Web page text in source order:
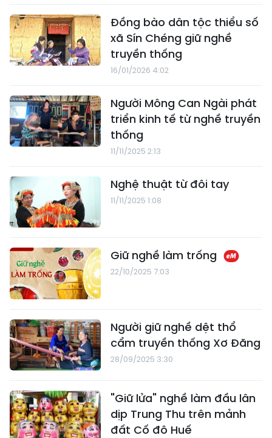
Đồng bào dân tộc thiểu số
xã Sín Chéng giữ nghề
truyền thống
16/01/2026 4:02
Người Mông Can Ngài phát
triển kinh tế từ nghề truyền
thống
11/11/2025 2:13
Nghệ thuật từ đôi tay
11/11/2025 1:08
Giữ nghề làm trống
22/10/2025 7:03
Người giữ nghề dệt thổ
cẩm truyền thống Xơ Đăng
28/09/2025 3:30
"Giữ lửa" nghề làm đầu lân
dịp Trung Thu trên mảnh
đất Cố đô Huế